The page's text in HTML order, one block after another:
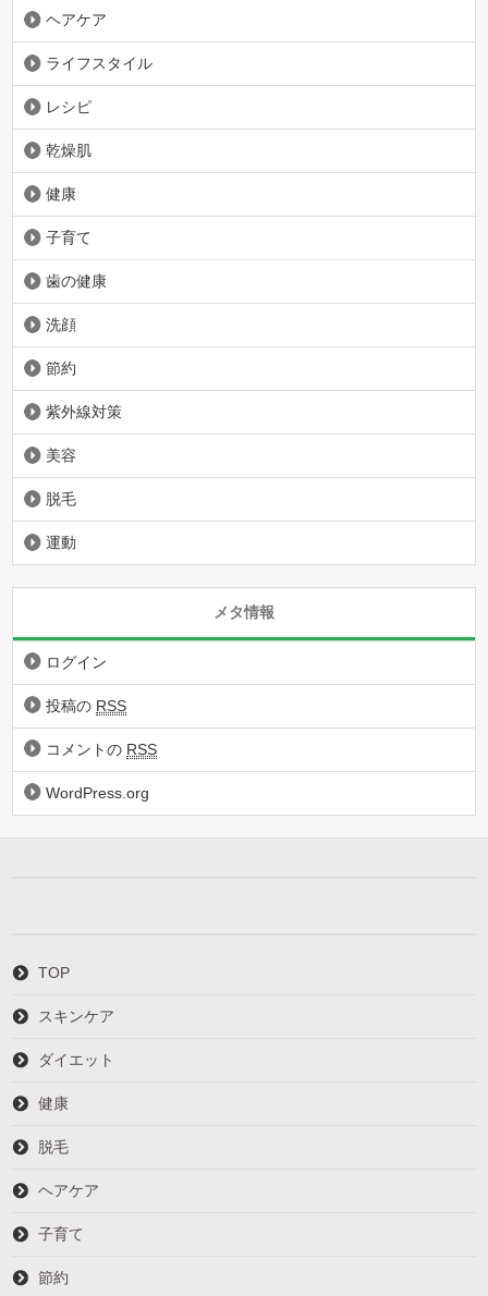
ヘアケア
ライフスタイル
レシピ
乾燥肌
健康
子育て
歯の健康
洗顔
節約
紫外線対策
美容
脱毛
運動
メタ情報
ログイン
投稿の RSS
コメントの RSS
WordPress.org
TOP
スキンケア
ダイエット
健康
脱毛
ヘアケア
子育て
節約